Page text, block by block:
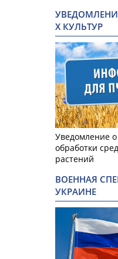
Х КУЛЬТУР
Уведомление
обработки
растений
ВОЕННАЯ
УКРАИНЕ